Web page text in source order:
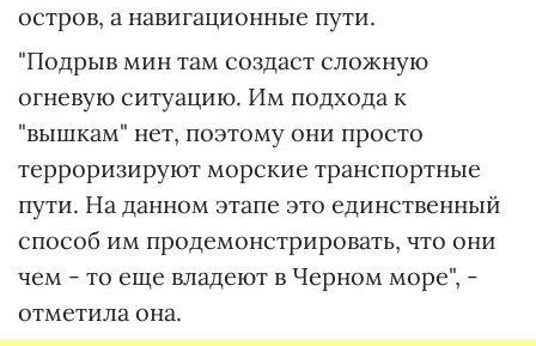
остров, а навигационные пути.
"Подрыв мин там создаст сложную
огневую ситуацию. Им подхода к
"вышкам" нет, поэтому они просто
терроризируют морские транспортные
пути. На данном этапе это единственный
способ им продемонстрировать, что они
чем - то еще владеют в Черном море", -
отметила она.